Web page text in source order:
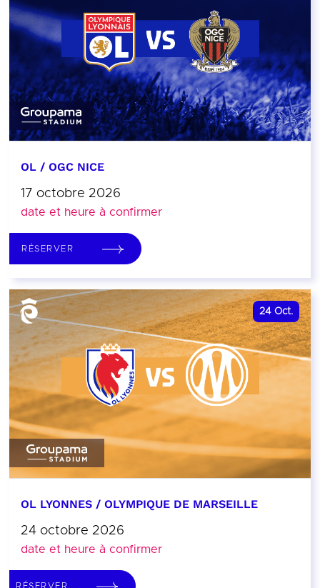
OL / OGC NICE
17 octobre 2026
date et heure à confirmer
RÉSERVER
24 Oct.
OL LYONNES / OLYMPIQUE DE MARSEILLE
24 octobre 2026
date et heure à confirmer
RÉSERVER